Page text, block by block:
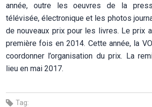
année, outre les oeuvres de la
télévisée, électronique et les photos
de nouveaux prix pour les livres. Le prix
première fois en 2014. Cette année, la
coordonner l’organisation du prix. La
lieu en mai 2017.
Tag: